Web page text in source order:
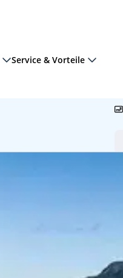
Service & Vorteile